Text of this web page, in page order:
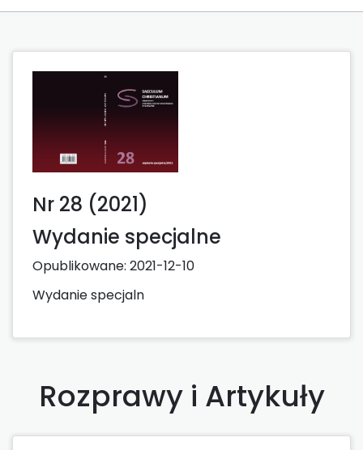
Nr 28 (2021)
Wydanie specjalne
Opublikowane: 2021-12-10
Wydanie specjaln
Rozprawy i Artykuły